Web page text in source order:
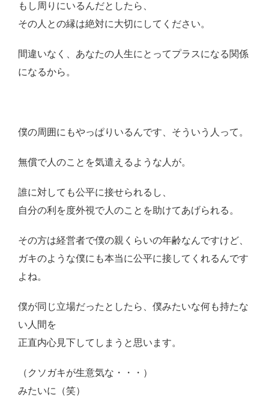
もし周りにいるんだとしたら、
その人との縁は絶対に大切にしてください。
間違いなく、あなたの人生にとってプラスになる関係
になるから。
僕の周囲にもやっぱりいるんです、そういう人って。
無償で人のことを気遣えるような人が。
誰に対しても公平に接せられるし、
自分の利を度外視で人のことを助けてあげられる。
その方は経営者で僕の親くらいの年齢なんですけど、
ガキのような僕にも本当に公平に接してくれるんです
よね。
僕が同じ立場だったとしたら、僕みたいな何も持たな
い人間を
正直内心見下してしまうと思います。
（クソガキが生意気な・・・）
みたいに（笑）